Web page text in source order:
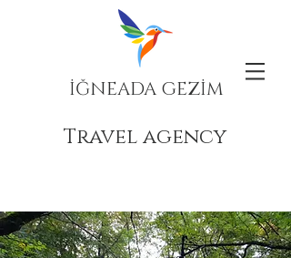
İĞNEADA GEZİM
Travel agency